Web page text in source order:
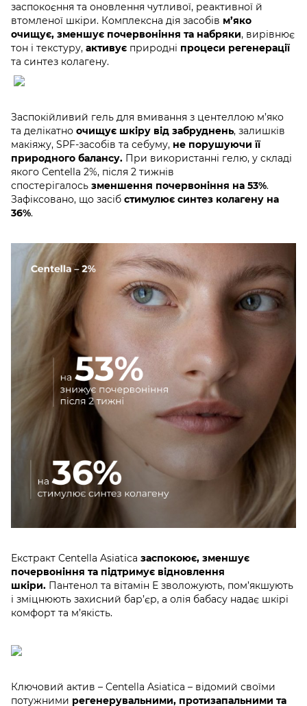
заспокоєння та оновлення чутливої, реактивної й
втомленої шкіри. Комплексна дія засобів м’яко
очищує, зменшує почервоніння та набряки, вирівнює
тон і текстуру, активує природні процеси регенерації
та синтез колагену.
Заспокійливий гель для вмивання з центеллою м’яко
та делікатно очищує шкіру від забруднень, залишків
макіяжу, SPF-засобів та себуму, не порушуючи її
природного балансу. При використанні гелю, у складі
якого Centella 2%, після 2 тижнів
спостерігалось зменшення почервоніння на 53%.
Зафіксовано, що засіб стимулює синтез колагену на
36%.
Екстракт Centella Asiatica заспокоює, зменшує
почервоніння та підтримує відновлення
шкіри. Пантенол та вітамін Е зволожують, пом’якшують
і зміцнюють захисний бар’єр, а олія бабасу надає шкірі
комфорт та м’якість.
Ключовий актив – Centella Asiatica – відомий своїми
потужними регенерувальними, протизапальними та